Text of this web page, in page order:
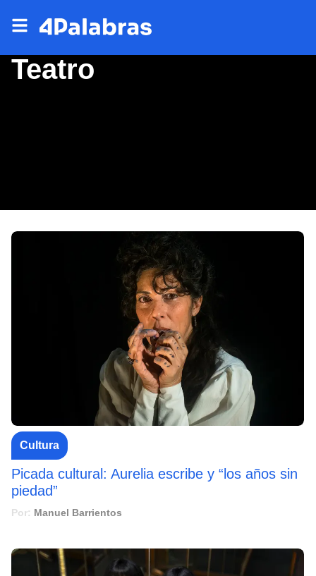
Teatro
Cultura
Picada cultural: Aurelia escribe y “los años sin
piedad”
Por: Manuel Barrientos